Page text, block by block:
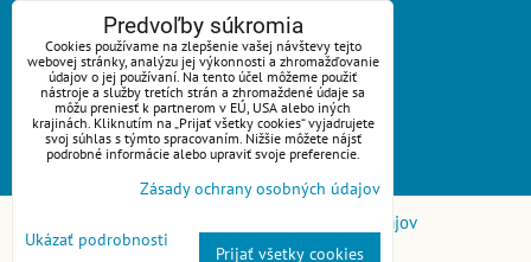
ZAVOLÁME VÁM SPÄŤ
Váš telefón:*
Zásady ochrany osobných údajov
Predvoľby súkromia
Cookies používame na zlepšenie vašej návštevy tejto
webovej stránky, analýzu jej výkonnosti a zhromažďovanie
údajov o jej používaní. Na tento účel môžeme použiť
nástroje a služby tretích strán a zhromaždené údaje sa
môžu preniesť k partnerom v EÚ, USA alebo iných
krajinách. Kliknutím na „Prijať všetky cookies“ vyjadrujete
svoj súhlas s týmto spracovaním. Nižšie môžete nájsť
podrobné informácie alebo upraviť svoje preferencie.
Zásady ochrany osobných údajov
Ukázať podrobnosti
Prijať všetky cookies